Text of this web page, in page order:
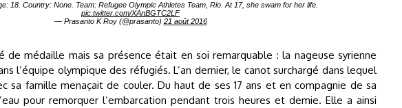
18. Country: None. Team: Refugee Olympic Athletes Team, Rio. At 17, she swam for her life.
pic.twitter.com/XAnBGTC2LF
— Prasanto K Roy (@prasanto) 21 août 2016
de médaille mais sa présence était en soi remarquable : la nageuse syrienne
l’équipe olympique des réfugiés. L’an dernier, le canot surchargé dans lequel
sa famille menaçait de couler. Du haut de ses 17 ans et en compagnie de sa
pour remorquer l’embarcation pendant trois heures et demie. Elle a ainsi